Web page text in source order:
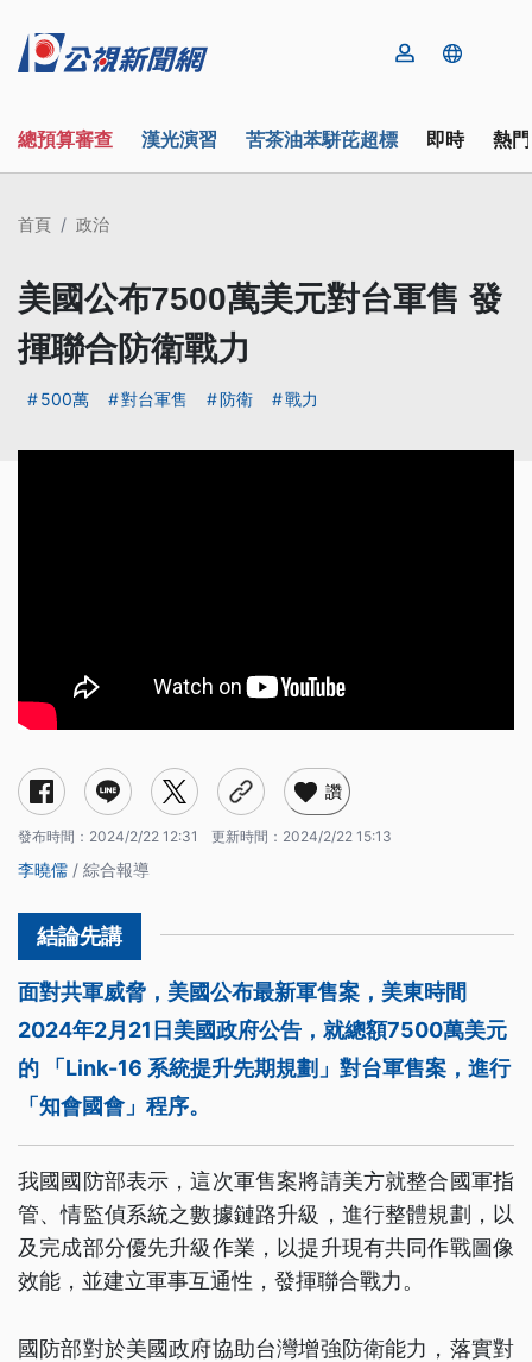
總預算審查 漢光演習 苦茶油苯駢芘超標 即時 熱
首頁 政治
美國公布7500萬美元對台軍售 發
揮聯合防衛戰力
500萬 對台軍售 防衛 戰力
讚
發布時間： 2024/2/22 12:31 更新時間： 2024/2/22 15:13
李曉儒 / 綜合報導
面對共軍威脅，美國公布最新軍售案，美東時間
2024年2月21日美國政府公告，就總額7500萬美元
的 「Link-16 系統提升先期規劃」對台軍售案，進行
「知會國會」程序。
我國國防部表示，這次軍售案將請美方就整合國軍指
管、情監偵系統之數據鏈路升級，進行整體規劃，以
及完成部分優先升級作業，以提升現有共同作戰圖像
效能，並建立軍事互通性，發揮聯合戰力。
國防部對於美國政府協助台灣增強防衛能力，落實對